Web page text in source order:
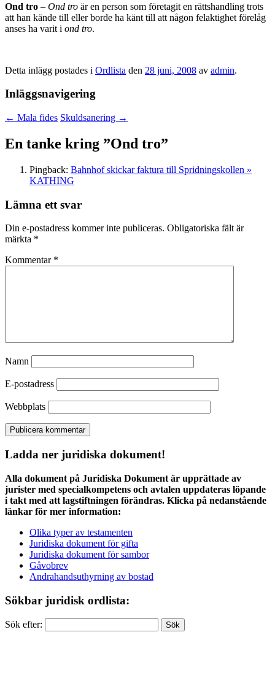
Ond tro – Ond tro är en person som företagit en rättshandling trots
att han kände till eller borde ha känt till att någon felaktighet förelåg
anses ha varit i ond tro.
Detta inlägg postades i Ordlista den 28 juni, 2008 av admin.
Inläggsnavigering
← Mala fides Skuldsanering →
En tanke kring ”Ond tro”
Pingback: Bahnhof skickar faktura till Spridningskollen »
KATHING
Lämna ett svar
Din e-postadress kommer inte publiceras. Obligatoriska fält är
märkta *
Kommentar *
Namn
E-postadress
Webbplats
Ladda ner juridiska dokument!
Alla dokument på Juridiska Dokument är upprättade av
jurister med specialkompetens och avtalen uppdateras löpande
i takt med att lagstiftningen förändras. Klicka på nedanstående
länkar för mer information:
Olika typer av testamenten
Juridiska dokument för gifta
Juridiska dokument för sambor
Gåvobrev
Andrahandsuthyrning av bostad
Sökbar juridisk ordlista:
Sök efter: